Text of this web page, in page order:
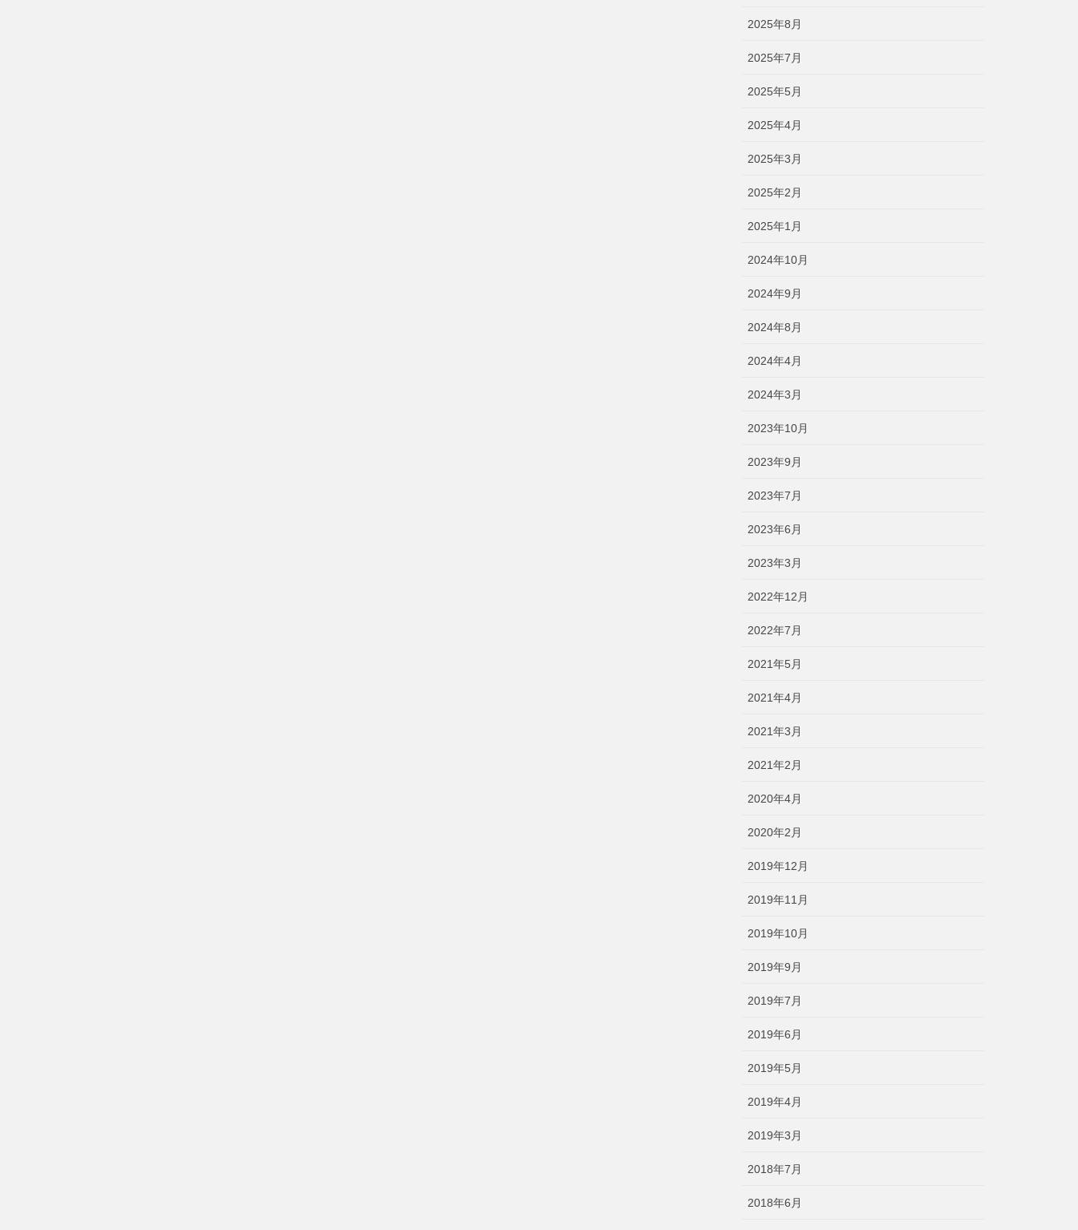
2025年8月
2025年7月
2025年5月
2025年4月
2025年3月
2025年2月
2025年1月
2024年10月
2024年9月
2024年8月
2024年4月
2024年3月
2023年10月
2023年9月
2023年7月
2023年6月
2023年3月
2022年12月
2022年7月
2021年5月
2021年4月
2021年3月
2021年2月
2020年4月
2020年2月
2019年12月
2019年11月
2019年10月
2019年9月
2019年7月
2019年6月
2019年5月
2019年4月
2019年3月
2018年7月
2018年6月